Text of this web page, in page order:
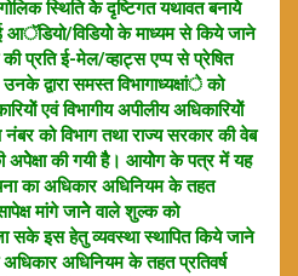
स्थिति केे दृष्टिगत यथावत बनायेे
विडियोे के माध्यम से किये जाने
प्रति ई-मेल/व्हाट्स एप्प से प्रेषित
द्वारा समस्त विभागाध्यक्षांे को
एवं विभागीय अपीलीय अधिकारियोें
को विभाग तथा राज्य सरकार की वेब
अपेेक्षा की गयी हैै। आयोेग के पत्र में यह
का अधिकार अधिनियम के तहत
मांगे जानेे वाले शुल्क को
सके इस हेतु व्यवस्था स्थापित किये जाने
अधिनियम के तहत प्रतिवर्ष